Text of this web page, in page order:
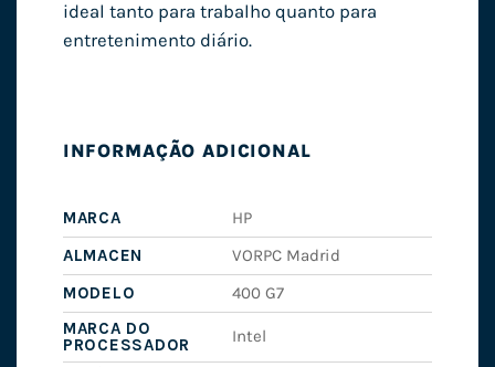
ideal tanto para trabalho quanto para
entretenimento diário.
INFORMAÇÃO ADICIONAL
MARCA
HP
ALMACEN
VORPC Madrid
MODELO
400 G7
MARCA DO
PROCESSADOR
Intel